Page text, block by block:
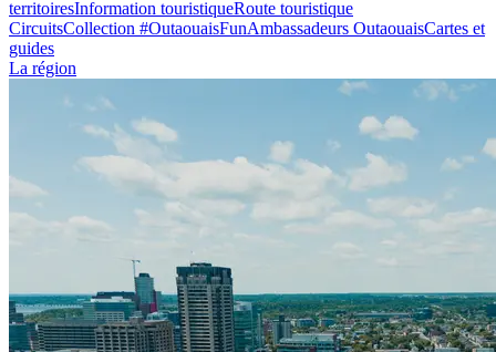
territoiresInformation touristiqueRoute touristique
CircuitsCollection #OutaouaisFunAmbassadeurs OutaouaisCartes et
guides
La région